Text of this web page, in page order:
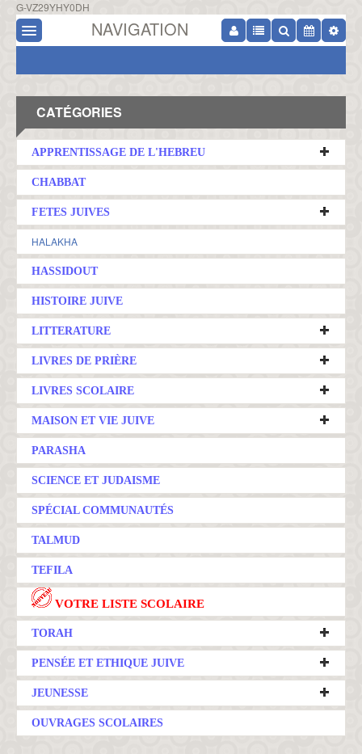
G-VZ29YHY0DH
NAVIGATION
CATÉGORIES
APPRENTISSAGE DE L'HEBREU
CHABBAT
FETES JUIVES
HALAKHA
HASSIDOUT
HISTOIRE JUIVE
LITTERATURE
LIVRES DE PRIÈRE
LIVRES SCOLAIRE
MAISON ET VIE JUIVE
PARASHA
SCIENCE ET JUDAISME
SPÉCIAL COMMUNAUTÉS
TALMUD
TEFILA
VOTRE LISTE SCOLAIRE
TORAH
PENSÉE ET ETHIQUE JUIVE
JEUNESSE
OUVRAGES SCOLAIRES